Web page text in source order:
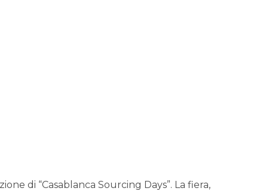
di “Casablanca Sourcing Days”. La fiera,